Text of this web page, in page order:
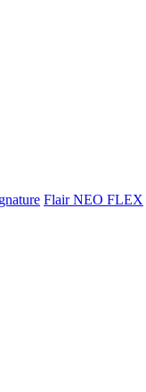
Flair NEO FLEX